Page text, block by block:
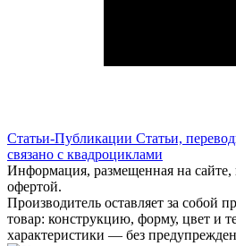
Статьи-Публикации Статьи,
связано с квадроциклами
Информация, размещенная на сайте,
офертой.
Производитель оставляет за собой
товар: конструкцию, форму, цвет и
характеристики — без